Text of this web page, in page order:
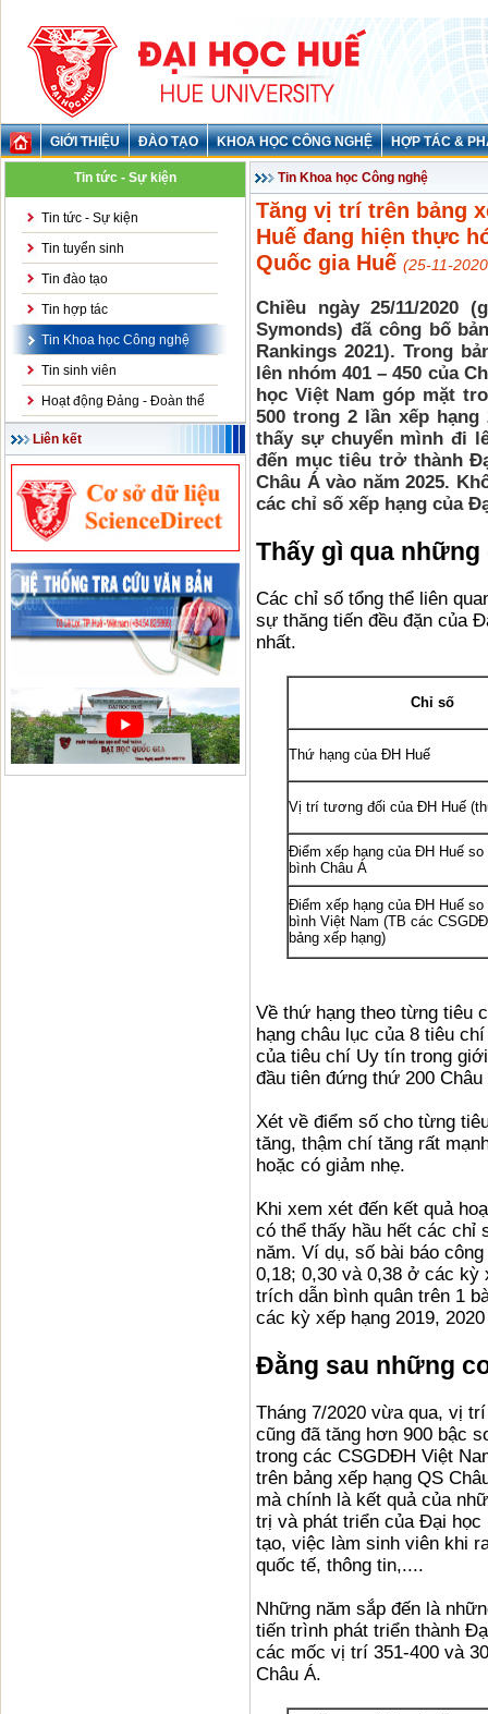
GIỚI THIỆU ĐÀO TẠO KHOA HỌC CÔNG NGHỆ HỢP TÁC &
Tin tức - Sự kiện
Tin tức - Sự kiện
Tin tuyển sinh
Tin đào tạo
Tin hợp tác
Tin Khoa học Công nghệ
Tin sinh viên
Hoạt động Đảng - Đoàn thể
Liên kết
Tin Khoa học Công nghệ
Tăng vị trí trên bảng
Huế đang hiện thực
Quốc gia Huế (25-11-
Chiều ngày 25/11/2020
Symonds) đã công bố
Rankings 2021). Trong
lên nhóm 401 – 450 của
học Việt Nam góp mặt
500 trong 2 lần xếp hạng
thấy sự chuyển mình đi
đến mục tiêu trở thành
Châu Á vào năm 2025.
các chỉ số xếp hạng của
Thấy gì qua những
Các chỉ số tổng thể liên
sự thăng tiến đều đặn của
nhất.
Chỉ số
Thứ hạng của ĐH Huế
Vị trí tương đối của ĐH Huế
Điểm xếp hạng của ĐH Huế
bình Châu Á
Điểm xếp hạng của ĐH Huế
bình Việt Nam (TB các
bảng xếp hạng)
Về thứ hạng theo từng tiêu
hạng châu lục của 8 tiêu
của tiêu chí Uy tín trong
đầu tiên đứng thứ 200 Châu
Xét về điểm số cho từng
tăng, thậm chí tăng rất
hoặc có giảm nhẹ.
Khi xem xét đến kết quả
có thể thấy hầu hết các chỉ
năm. Ví dụ, số bài báo
0,18; 0,30 và 0,38 ở các kỳ
trích dẫn bình quân trên 1
các kỳ xếp hạng 2019,
Đằng sau những
Tháng 7/2020 vừa qua, vị
cũng đã tăng hơn 900 bậc
trong các CSGDĐH Việt
trên bảng xếp hạng QS
mà chính là kết quả của
trị và phát triển của Đại
tạo, việc làm sinh viên khi
quốc tế, thông tin,....
Những năm sắp đến là
tiến trình phát triển thành
các mốc vị trí 351-400 và
Châu Á.